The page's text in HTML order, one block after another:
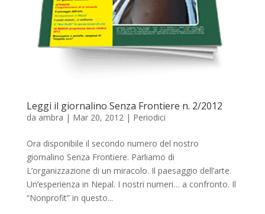
Leggi il giornalino Senza Frontiere n. 2/2012
da ambra | Mar 20, 2012 | Periodici
Ora disponibile il secondo numero del nostro
giornalino Senza Frontiere. Parliamo di
L’organizzazione di un miracolo. Il paesaggio dell’arte.
Un’esperienza in Nepal. I nostri numeri… a confronto. Il
“Nonprofit” in questo...